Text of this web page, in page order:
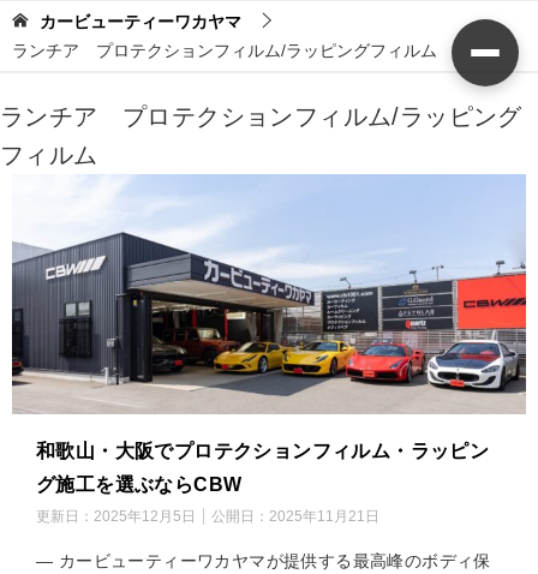
カービューティーワカヤマ
ランチア プロテクションフィルム/ラッピングフィルム
ランチア プロテクションフィルム/ラッピング
フィルム
和歌山・大阪でプロテクションフィルム・ラッピン
グ施工を選ぶならCBW
更新日： 2025年12月5日 公開日： 2025年11月21日
― カービューティーワカヤマが提供する最高峰のボディ保